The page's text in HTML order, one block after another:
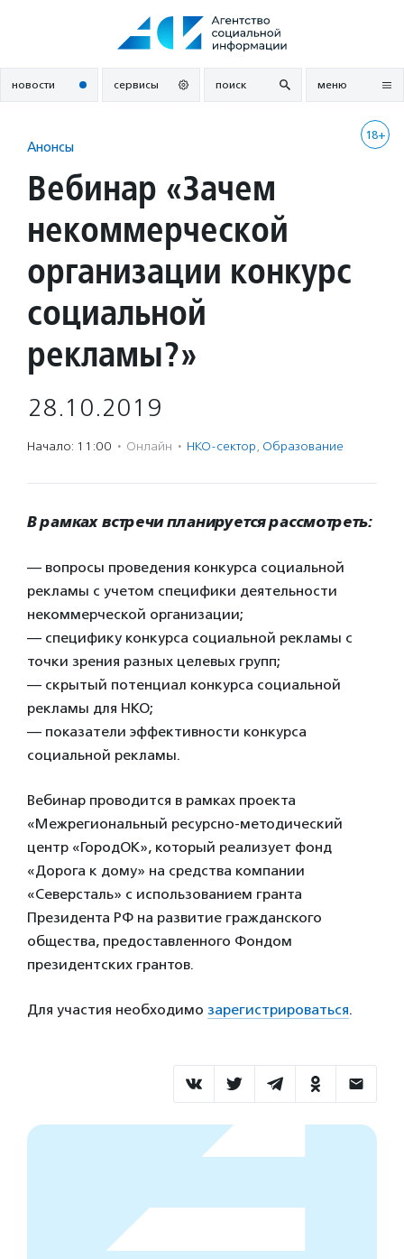
новости сервисы поиск меню
18+
Анонсы
Вебинар «Зачем
некоммерческой
организации конкурс
социальной
рекламы?»
28.10.2019
Начало: 11:00 · Онлайн · НКО-сектор, Образование
В рамках встречи планируется рассмотреть:
— вопросы проведения конкурса социальной
рекламы с учетом специфики деятельности
некоммерческой организации;
— специфику конкурса социальной рекламы с
точки зрения разных целевых групп;
— скрытый потенциал конкурса социальной
рекламы для НКО;
— показатели эффективности конкурса
социальной рекламы.
Вебинар проводится в рамках проекта
«Межрегиональный ресурсно-методический
центр «ГородОК», который реализует фонд
«Дорога к дому» на средства компании
«Северсталь» с использованием гранта
Президента РФ на развитие гражданского
общества, предоставленного Фондом
президентских грантов.
Для участия необходимо зарегистрироваться.